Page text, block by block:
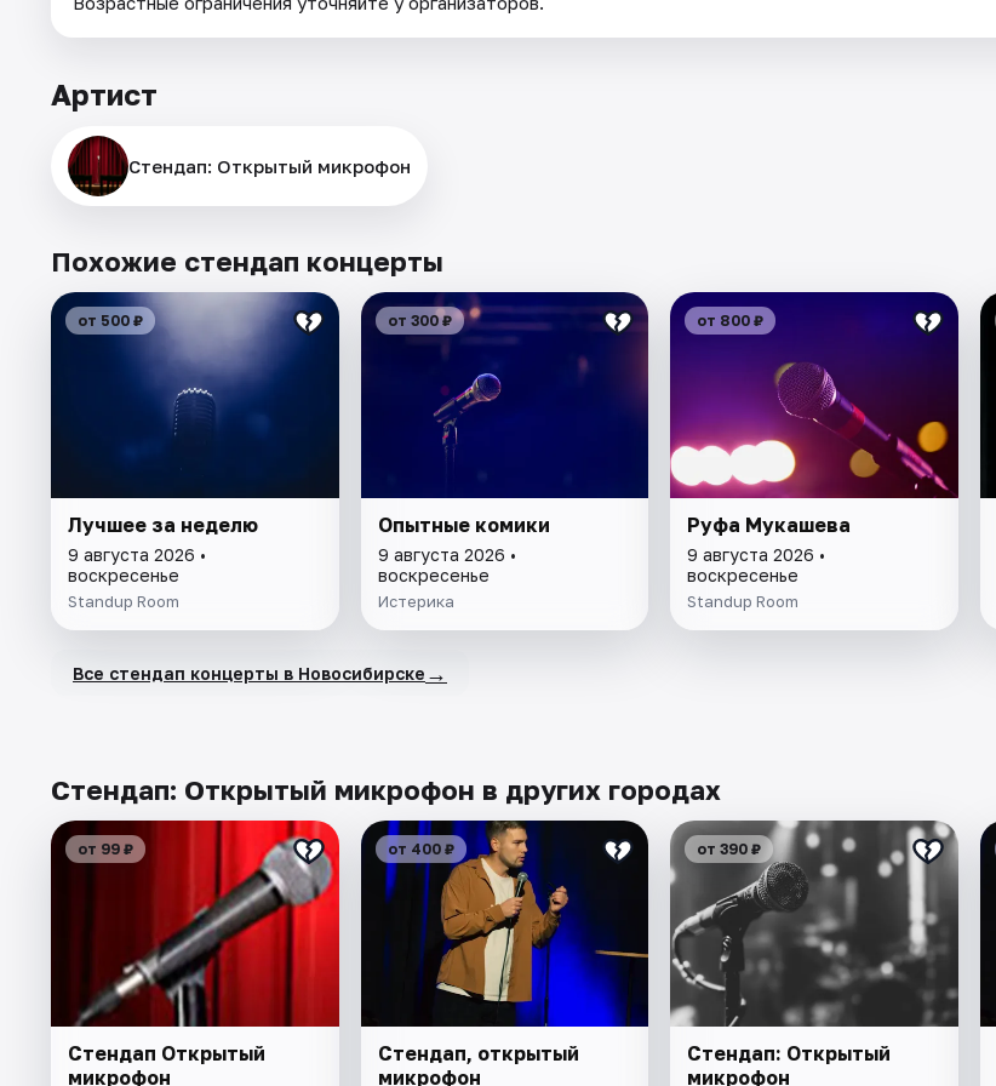
Артист
Стендап: Открытый микрофон
Похожие стендап концерты
от 500 ₽
Лучшее за неделю
9 августа 2026 •
воскресенье
Standup Room
от 300 ₽
Опытные комики
9 августа 2026 •
воскресенье
Истерика
от 800 ₽
Руфа Мукашева
9 августа 2026 •
воскресенье
Standup Room
Все стендап концерты в Новосибирске →
Стендап: Открытый микрофон в других городах
от 99 ₽
Стендап Открытый
микрофон
от 400 ₽
Стендап, открытый
микрофон
от 390 ₽
Стендап: Открытый
микрофон